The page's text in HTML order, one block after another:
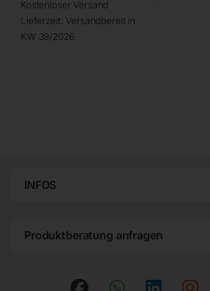
Kostenloser Versand
Lieferzeit: Versandbereit in
KW 39/2026
INFOS
Produktberatung anfragen